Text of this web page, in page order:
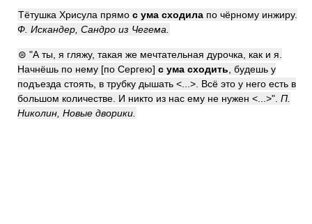
Тётушка Хрисула прямо с ума сходила по чёрному инжиру.
Ф. Искандер, Сандро из Чегема.
⊜ "А ты, я гляжу, такая же мечтательная дурочка, как и я.
Начнёшь по нему [по Сергею] с ума сходить , будешь у
подъезда стоять, в трубку дышать <...>. Всё это у него есть в
большом количестве. И никто из нас ему не нужен <...>". П.
Николин, Новые дворики.